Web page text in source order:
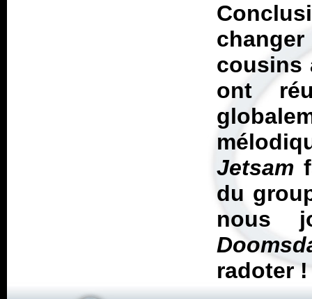
cousins
ont
Jetsam
du
nous
radoter !